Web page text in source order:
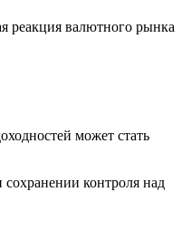
реакция валютного рынка
может стать
контроля над